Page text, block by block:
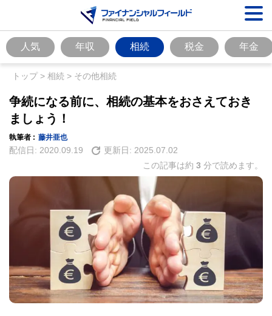
人気 年収 相続 税金 年金
トップ> 相続 > その他相続
争続になる前に、相続の基本をおさえておき
ましょう！
執筆者 : 藤井亜也
配信日: 2020.09.19 更新日: 2025.07.02
この記事は約 3 分で読めます。